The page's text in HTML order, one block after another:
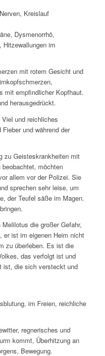
Kreislauf
Dysmenorrhö,
Hitzewallungen im
mit rotem Gesicht und
mit empfindlicher Kopfhaut.
herausgedrückt.
und reichliches
und während der
zu Geisteskrankheiten mit
möchten
allem vor der Polizei. Sie
sprechen sehr leise, um
der Teufel säße im Magen.
die großer Gefahr,
er ist im eigenen Heim nicht
zu überleben. Es ist die
das verfolgt ist und
ist, die sich versteckt und
im Freien, reichliche
regnerisches und
kommt, Überhitzung an
Bewegung.